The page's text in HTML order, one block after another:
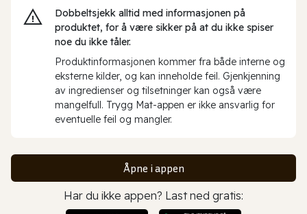
Dobbeltsjekk alltid med informasjonen på
produktet, for å være sikker på at du ikke spiser
noe du ikke tåler.
Produktinformasjonen kommer fra både interne og
eksterne kilder, og kan inneholde feil. Gjenkjenning
av ingredienser og tilsetninger kan også være
mangelfull. Trygg Mat-appen er ikke ansvarlig for
eventuelle feil og mangler.
Åpne i appen
Har du ikke appen? Last ned gratis: